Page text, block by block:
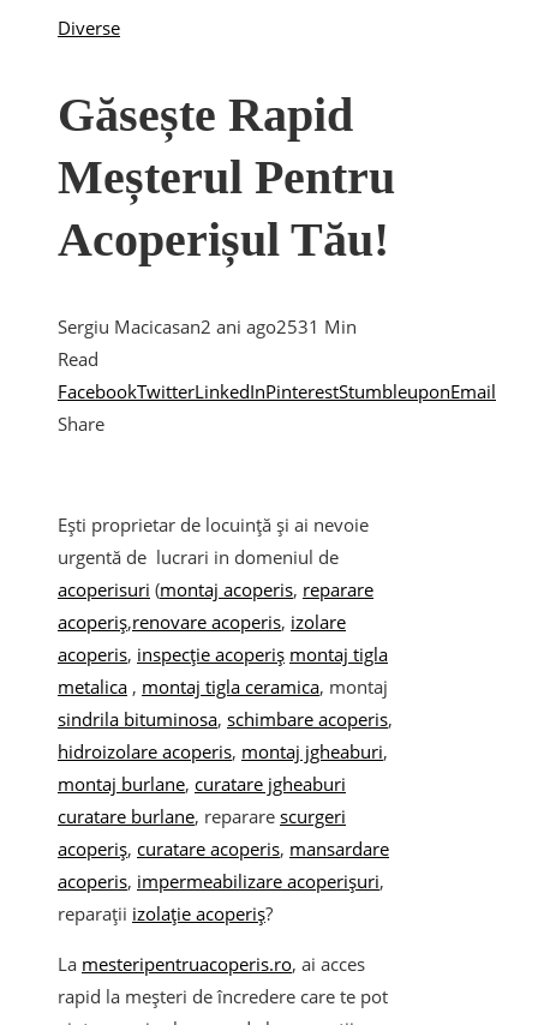
Diverse
Găsește Rapid
Meșterul Pentru
Acoperișul Tău!
Sergiu Macicasan2 ani ago2531 Min
Read
FacebookTwitterLinkedInPinterestStumbleuponEmail
Share
Ești proprietar de locuință și ai nevoie
urgentă de lucrari in domeniul de
acoperisuri (montaj acoperis, reparare
acoperiș,renovare acoperis, izolare
acoperis, inspecție acoperiș montaj tigla
metalica , montaj tigla ceramica, montaj
sindrila bituminosa, schimbare acoperis,
hidroizolare acoperis, montaj jgheaburi,
montaj burlane, curatare jgheaburi
curatare burlane, reparare scurgeri
acoperiș, curatare acoperis, mansardare
acoperis, impermeabilizare acoperișuri,
reparații izolație acoperiș?
La mesteripentruacoperis.ro, ai acces
rapid la meșteri de încredere care te pot